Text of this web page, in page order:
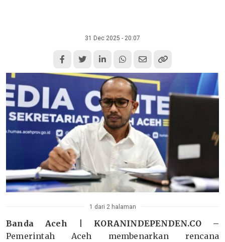
31 Dec 2025 - 20:07
1 dari 2 halaman
Banda Aceh | KORANINDEPENDEN.CO –
Pemerintah Aceh membenarkan rencana